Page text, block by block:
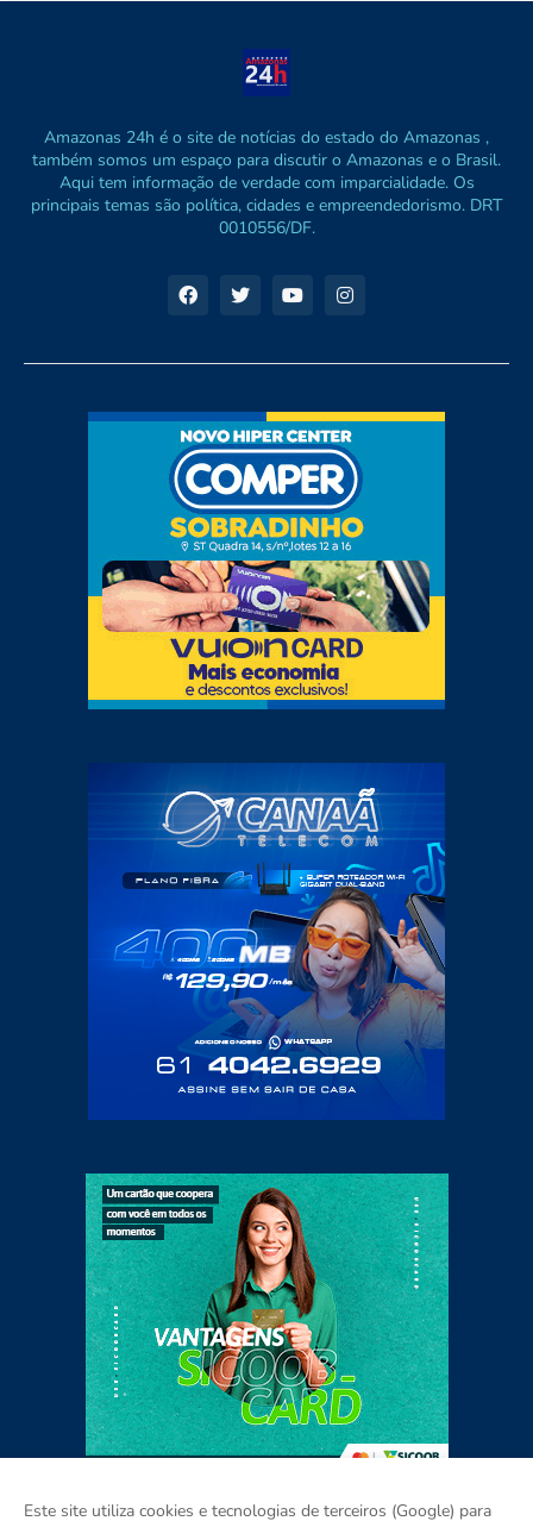
Amazonas 24h é o site de notícias do estado do Amazonas ,
também somos um espaço para discutir o Amazonas e o Brasil.
Aqui tem informação de verdade com imparcialidade. Os
principais temas são política, cidades e empreendedorismo. DRT
0010556/DF.
Este site utiliza cookies e tecnologias de terceiros (Google) para